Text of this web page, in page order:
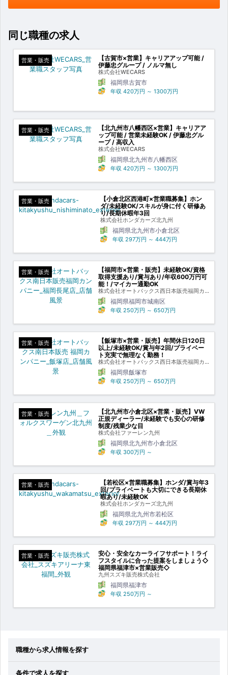
同じ職種の求人
営業・販売
【古賀市×営業】キャリアアップ可能 /
伊藤忠グループ / ノルマ無し
株式会社WECARS
福岡県古賀市
年収 420万円 ～ 1300万円
営業・販売
【北九州市八幡西区×営業】キャリアア
ップ可能 / 営業未経験OK / 伊藤忠グル
ープ / 高収入
株式会社WECARS
福岡県北九州市八幡西区
年収 420万円 ～ 1300万円
営業・販売
【小倉北区西港町×営業職募集】ホン
ダ/未経験OK/スキルが身に付く研修あ
り/長期休暇年3回
株式会社ホンダカーズ北九州
福岡県北九州市小倉北区
年収 297万円 ～ 444万円
営業・販売
【福岡市×営業・販売】未経験OK/資格
取得支援あり/賞与あり/年収600万円可
能！/マイカー通勤OK
株式会社オートバックス西日本販売福岡カ
ンパニー福岡県福岡市城南区
年収 250万円 ～ 650万円
営業・販売
【飯塚市×営業・販売】年間休日120日
以上/未経験OK/賞与年2回/プライベー
ト充実で無理なく勤務！
株式会社オートバックス西日本販売福岡カ
ンパニー福岡県飯塚市
年収 250万円 ～ 650万円
営業・販売
【北九州市小倉北区×営業・販売】VW
正規ディーラー/未経験でも安心の研修
制度/残業少な目
株式会社ファーレン九州
福岡県北九州市小倉北区
年収 300万円 ～
営業・販売
【若松区×営業職募集】ホンダ/賞与年3
回/プライベートも大切にできる長期休
暇あり/未経験OK
株式会社ホンダカーズ北九州
福岡県北九州市若松区
年収 297万円 ～ 444万円
営業・販売
安心・安全なカーライフサポート！ライ
フスタイルに合った提案をしましょう◇
福岡県福津市×営業販売◇
九州スズキ販売株式会社
福岡県福津市
年収 250万円 ～
職種から求人情報を探す
条件で求人を探す